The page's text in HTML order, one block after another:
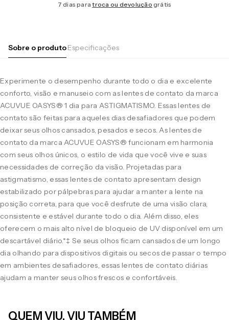
7 dias paratroca ou devolução grátis
Sobre o produtoEspecificações
Experimente o desempenho durante todo o dia e excelente
conforto, visão e manuseio com as lentes de contato da marca
ACUVUE OASYS® 1 dia para ASTIGMATISMO. Essas lentes de
contato são feitas para aqueles dias desafiadores que podem
deixar seus olhos cansados, pesados e secos. As lentes de
contato da marca ACUVUE OASYS® funcionam em harmonia
com seus olhos únicos, o estilo de vida que você vive e suas
necessidades de correção da visão. Projetadas para
astigmatismo, essas lentes de contato apresentam design
estabilizado por pálpebras para ajudar a manter a lente na
posição correta, para que você desfrute de uma visão clara,
consistente e estável durante todo o dia. Além disso, eles
oferecem o mais alto nível de bloqueio de UV disponível em um
descartável diário.*‡ Se seus olhos ficam cansados de um longo
dia olhando para dispositivos digitais ou secos de passar o tempo
em ambientes desafiadores, essas lentes de contato diárias
ajudam a manter seus olhos frescos e confortáveis.
QUEM VIU, VIU TAMBÉM